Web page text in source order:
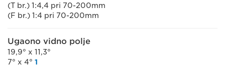
(T br.) 1:4,4 pri 70-200mm
(F br.) 1:4 pri 70-200mm
Ugaono vidno polje
19,9° x 11,3°
7° x 4° 1